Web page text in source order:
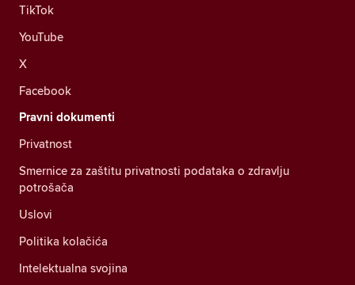
TikTok
YouTube
X
Facebook
Pravni dokumenti
Privatnost
Smernice za zaštitu privatnosti podataka o zdravlju
potrošača
Uslovi
Politika kolačića
Intelektualna svojina